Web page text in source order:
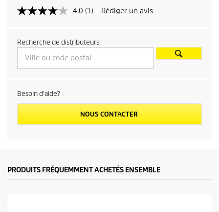
r
c
e
4.0 (1) Rédiger un avis
Recherche de distributeurs:
Besoin d'aide?
NOUS CONTACTER
PRODUITS FRÉQUEMMENT ACHETÉS ENSEMBLE